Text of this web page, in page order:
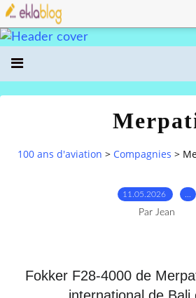
100 ans d'aviation > Compagnies >
11.05.2026
Par Jean
Fokker F28-4000 de